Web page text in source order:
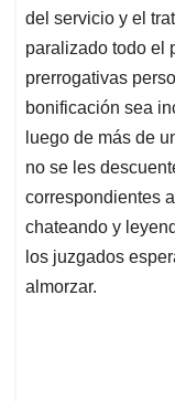
del servicio y el
paralizado todo el
prerrogativas
bonificación sea
luego de más de
no se les
correspondientes
chateando y
los juzgados
almorzar.